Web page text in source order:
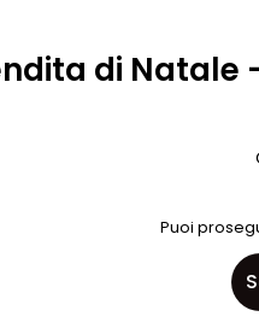
di Natale
Puoi